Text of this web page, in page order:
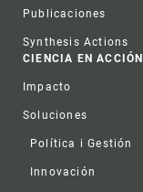
Publicaciones
Synthesis Actions
CIENCIA EN ACCIÓN
Impacto
Soluciones
Política i Gestión
Innovación